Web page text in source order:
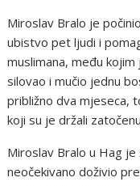
Miroslav Bralo je
ubistvo pet ljudi i
muslimana, među
silovao i mučio jednu
približno dva mjeseca,
koji su je držali
Miroslav Bralo u Hag
neočekivano doživio